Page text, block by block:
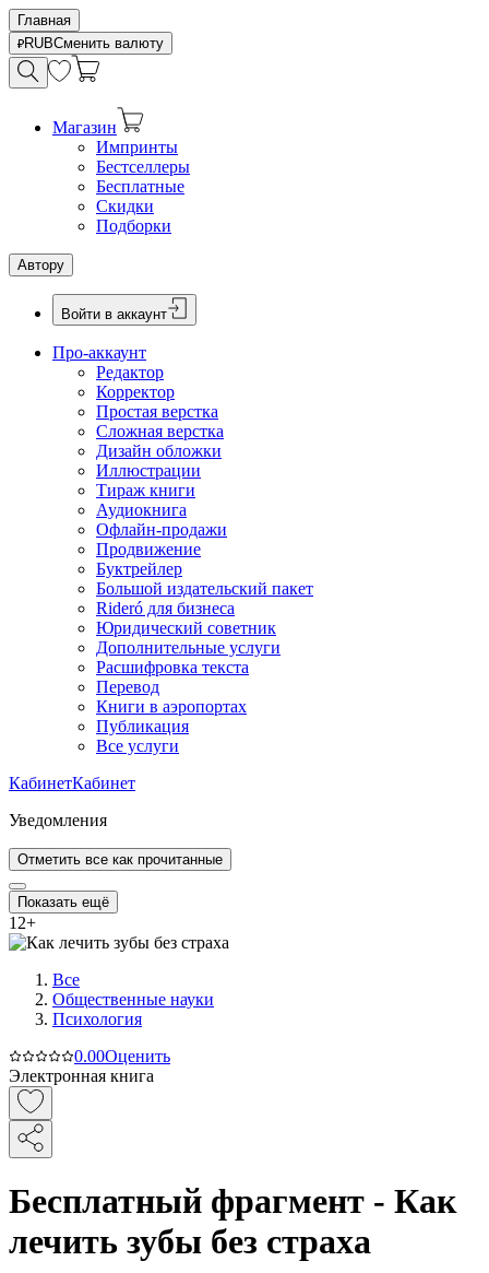
Главная
RUBСменить валюту
Магазин
Импринты
Бестселлеры
Бесплатные
Скидки
Подборки
Автору
Войти в аккаунт
Про-аккаунт
Редактор
Корректор
Простая верстка
Сложная верстка
Дизайн обложки
Иллюстрации
Тираж книги
Аудиокнига
Офлайн-продажи
Продвижение
Буктрейлер
Большой издательский пакет
Rideró для бизнеса
Юридический советник
Дополнительные услуги
Расшифровка текста
Перевод
Книги в аэропортах
Публикация
Все услуги
КабинетКабинет
Уведомления
Отметить все как прочитанные
Показать ещё
12+
Все
Общественные науки
Психология
0.00Оценить
Электронная книга
Бесплатный фрагмент - Как
лечить зубы без страха